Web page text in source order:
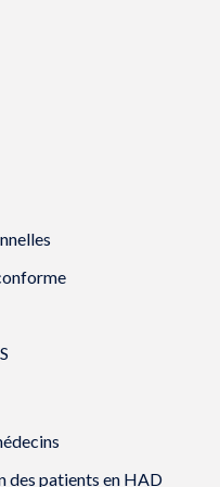
ê
)
des patients en HAD